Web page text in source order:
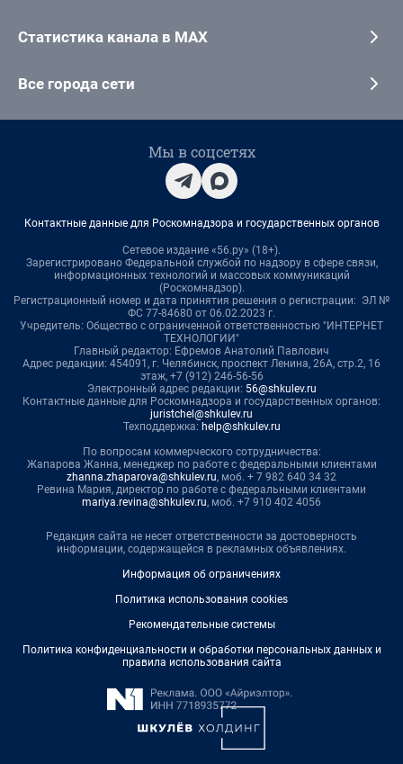
Статистика канала в MAX
Все города сети
Мы в соцсетях
Контактные данные для Роскомнадзора и государственных органов
Сетевое издание «56.ру» (18+).
Зарегистрировано Федеральной службой по надзору в сфере связи,
информационных технологий и массовых коммуникаций
(Роскомнадзор).
Регистрационный номер и дата принятия решения о регистрации: ЭЛ №
ФС 77-84680 от 06.02.2023 г.
Учредитель: Общество с ограниченной ответственностью "ИНТЕРНЕТ
ТЕХНОЛОГИИ"
Главный редактор: Ефремов Анатолий Павлович
Адрес редакции: 454091, г. Челябинск, проспект Ленина, 26А, стр.2, 16
этаж, +7 (912) 246-56-56
Электронный адрес редакции: 56@shkulev.ru
Контактные данные для Роскомнадзора и государственных органов:
juristchel@shkulev.ru
Техподдержка: help@shkulev.ru
По вопросам коммерческого сотрудничества:
Жапарова Жанна, менеджер по работе с федеральными клиентами
zhanna.zhaparova@shkulev.ru, моб. + 7 982 640 34 32
Ревина Мария, директор по работе с федеральными клиентами
mariya.revina@shkulev.ru, моб. +7 910 402 4056
Редакция сайта не несет ответственности за достоверность
информации, содержащейся в рекламных объявлениях.
Информация об ограничениях
Политика использования cookies
Рекомендательные системы
Политика конфиденциальности и обработки персональных данных и
правила использования сайта